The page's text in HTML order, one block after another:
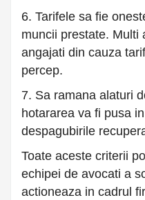
6. Tarifele sa fie
muncii prestate. Multi
angajati din cauza
percep.
7. Sa ramana alaturi
hotararea va fi pusa
despagubirile
Toate aceste criterii
echipei de avocati a
actioneaza in cadrul